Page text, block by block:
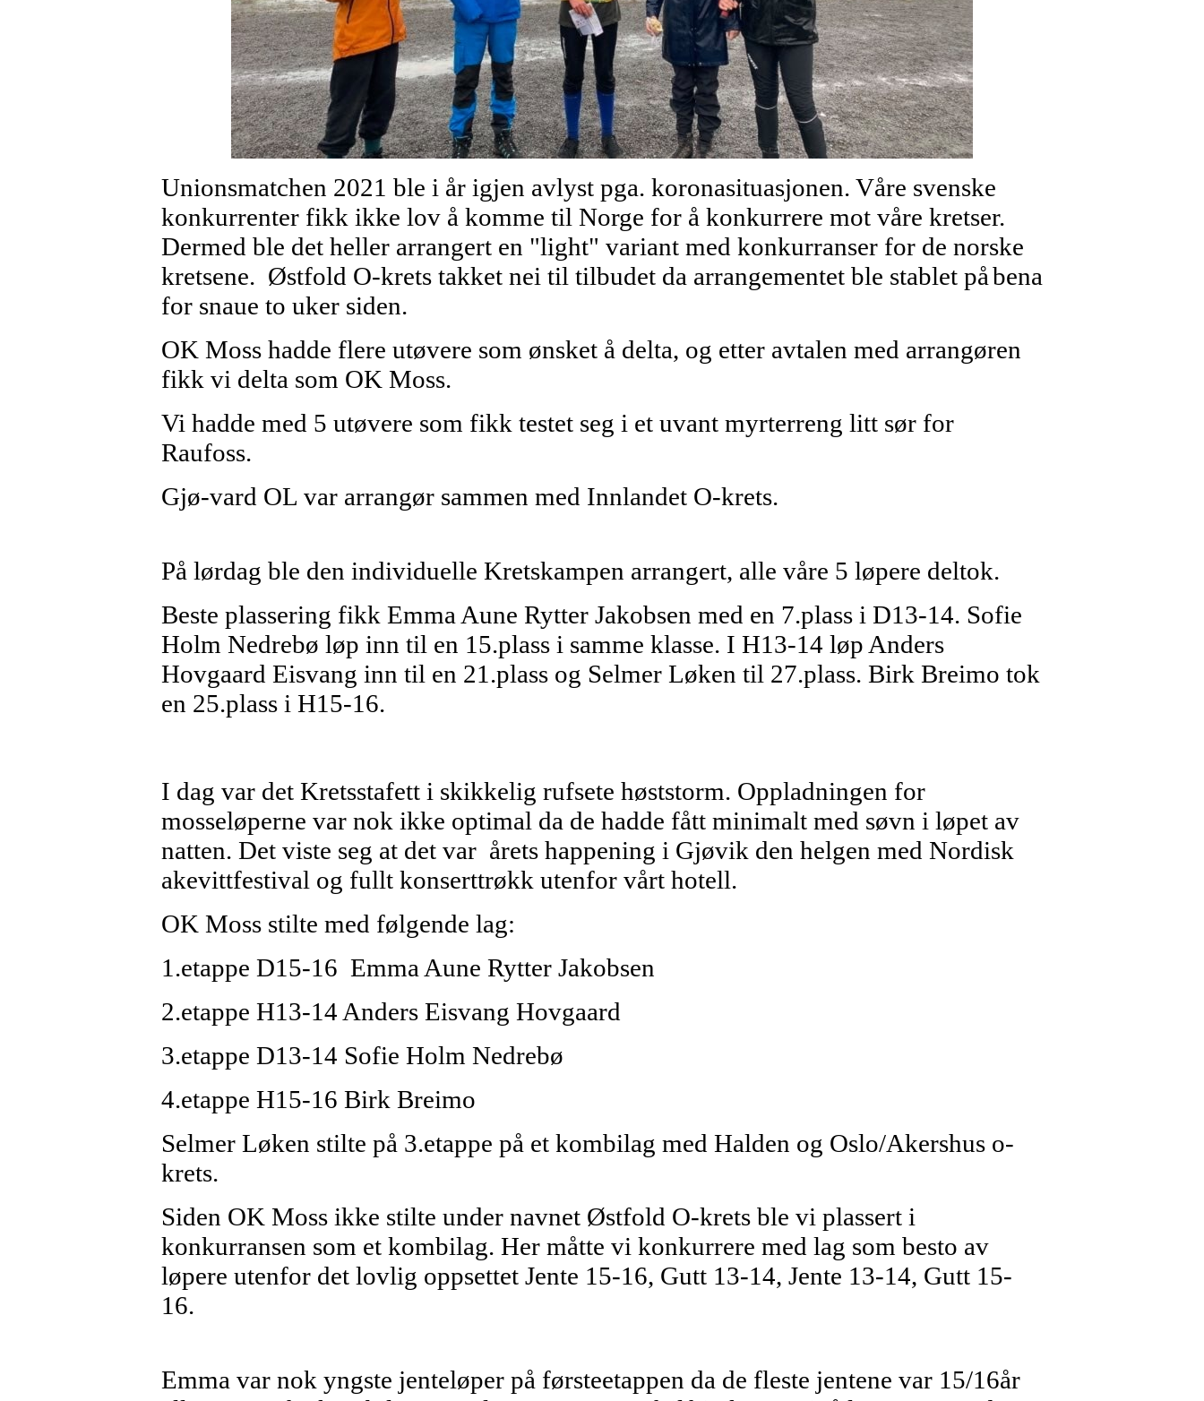
Unionsmatchen 2021 ble i år igjen avlyst pga. koronasituasjonen. Våre svenske
konkurrenter fikk ikke lov å komme til Norge for å konkurrere mot våre kretser.
Dermed ble det heller arrangert en "light" variant med konkurranser for de norske
kretsene. Østfold O-krets takket nei til tilbudet da arrangementet ble stablet påbena
for snaue to uker siden.
OK Moss hadde flere utøvere som ønsket å delta, og etter avtalen med arrangøren
fikk vi delta som OK Moss.
Vi hadde med 5 utøvere som fikk testet seg i et uvant myrterreng litt sør for
Raufoss.
Gjø-vard OL var arrangør sammen med Innlandet O-krets.
På lørdag ble den individuelle Kretskampen arrangert, alle våre 5 løpere deltok.
Beste plassering fikk Emma Aune Rytter Jakobsen med en 7.plass i D13-14. Sofie
Holm Nedrebø løp inn til en 15.plass i samme klasse. I H13-14 løp Anders
Hovgaard Eisvang inn til en 21.plass og Selmer Løken til 27.plass. Birk Breimo tok
en 25.plass i H15-16.
I dag var det Kretsstafett i skikkelig rufsete høststorm. Oppladningen for
mosseløperne var nok ikke optimal da de hadde fått minimalt med søvn i løpet av
natten. Det viste seg at det var årets happening i Gjøvik den helgen med Nordisk
akevittfestival og fullt konserttrøkk utenfor vårt hotell.
OK Moss stilte med følgende lag:
1.etappe D15-16 Emma Aune Rytter Jakobsen
2.etappe H13-14 Anders Eisvang Hovgaard
3.etappe D13-14 Sofie Holm Nedrebø
4.etappe H15-16 Birk Breimo
Selmer Løken stilte på 3.etappe på et kombilag med Halden og Oslo/Akershus o-
krets.
Siden OK Moss ikke stilte under navnet Østfold O-krets ble vi plassert i
konkurransen som et kombilag. Her måtte vi konkurrere med lag som besto av
løpere utenfor det lovlig oppsettet Jente 15-16, Gutt 13-14, Jente 13-14, Gutt 15-
16.
Emma var nok yngste jenteløper på førsteetappen da de fleste jentene var 15/16år